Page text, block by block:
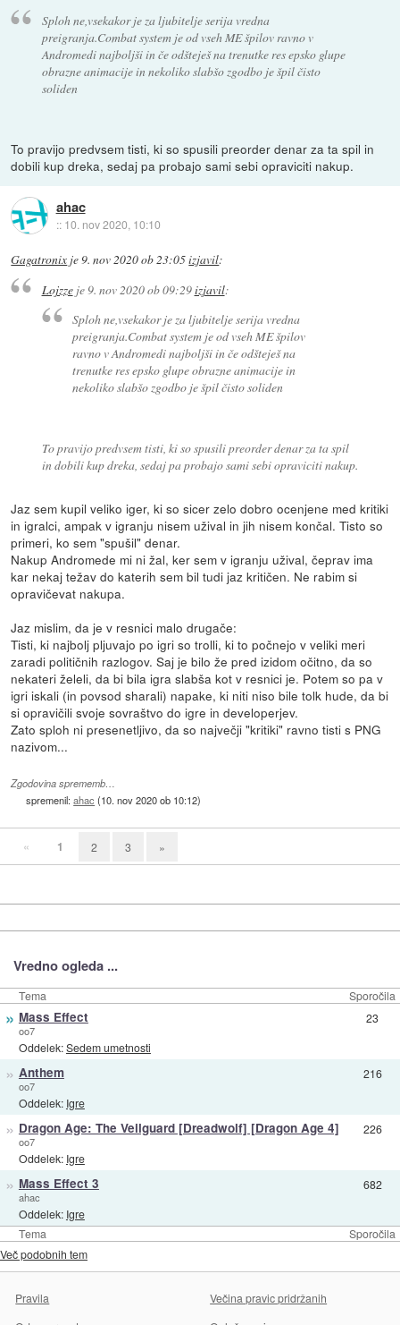
Sploh ne,vsekakor je za ljubitelje serija vredna
preigranja.Combat system je od vseh ME špilov ravno v
Andromedi najboljši in če odšteješ na trenutke res epsko glupe
obrazne animacije in nekoliko slabšo zgodbo je špil čisto
soliden
To pravijo predvsem tisti, ki so spusili preorder denar za ta spil in
dobili kup dreka, sedaj pa probajo sami sebi opraviciti nakup.
ahac
:: 10. nov 2020, 10:10
Gagatronix je9. nov 2020 ob 23:05izjavil:
Lojzzeje9. nov 2020 ob 09:29izjavil:
Sploh ne,vsekakor je za ljubitelje serija vredna
preigranja.Combat system je od vseh ME špilov
ravno v Andromedi najboljši in če odšteješ na
trenutke res epsko glupe obrazne animacije in
nekoliko slabšo zgodbo je špil čisto soliden
To pravijo predvsem tisti, ki so spusili preorder denar za ta spil
in dobili kup dreka, sedaj pa probajo sami sebi opraviciti nakup.
Jaz sem kupil veliko iger, ki so sicer zelo dobro ocenjene med kritiki
in igralci, ampak v igranju nisem užival in jih nisem končal. Tisto so
primeri, ko sem "spušil" denar.
Nakup Andromede mi ni žal, ker sem v igranju užival, čeprav ima
kar nekaj težav do katerih sem bil tudi jaz kritičen. Ne rabim si
opravičevat nakupa.
Jaz mislim, da je v resnici malo drugače:
Tisti, ki najbolj pljuvajo po igri so trolli, ki to počnejo v veliki meri
zaradi političnih razlogov. Saj je bilo že pred izidom očitno, da so
nekateri želeli, da bi bila igra slabša kot v resnici je. Potem so pa v
igri iskali (in povsod sharali) napake, ki niti niso bile tolk hude, da bi
si opravičili svoje sovraštvo do igre in developerjev.
Zato sploh ni presenetljivo, da so največji "kritiki" ravno tisti s PNG
nazivom...
Zgodovina sprememb…
spremenil:ahac (10. nov 2020 ob 10:12)
« 1 2 3 »
Vredno ogleda ...
Tema Sporočila
Tema Sporočila
» Mass Effect
oo7
Oddelek:Sedem umetnosti
23
» Anthem
oo7
Oddelek: Igre
216
» Dragon Age: The Veilguard [Dreadwolf] [Dragon Age 4]
oo7
Oddelek: Igre
226
» Mass Effect 3
ahac
Oddelek: Igre
682
Več podobnih tem
Pravila
Večina pravic pridržanih